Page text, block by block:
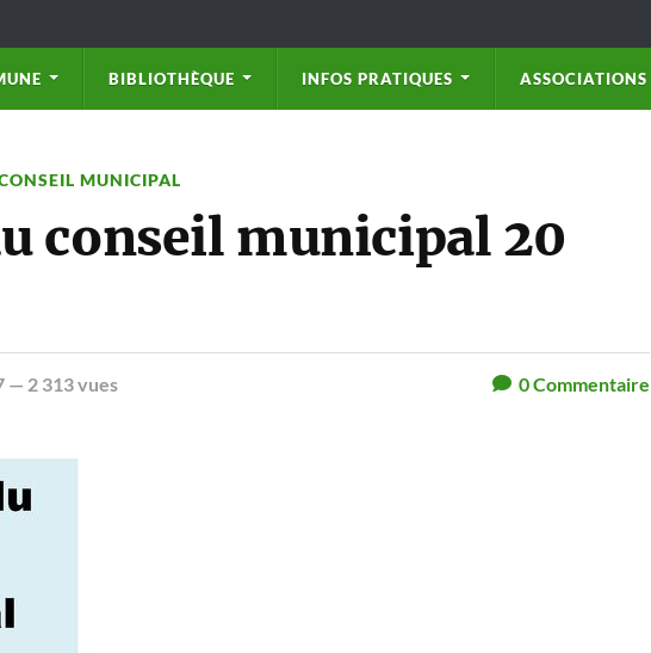
BIBLIOTHÈQUE INFOS PRATIQUES ASSOCIATIONS
MUNICIPAL
conseil municipal 20
— 2 313 vues 0Commentaire